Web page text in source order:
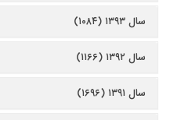
سال ۱۳۹۳ (۱۰۸۴)
سال ۱۳۹۲ (۱۱۶۶)
سال ۱۳۹۱ (۱۶۹۶)